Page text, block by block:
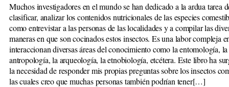
Muchos investigadores en el mundo se han dedicado a la ardua tarea
clasificar, analizar los contenidos nutricionales de las especies
como entrevistar a las personas de las localidades y a compilar las
maneras en que son cocinados estos insectos. Es una labor compleja
interaccionan diversas áreas del conocimiento como la entomología, la
antropología, la arqueología, la etnobiología, etcétera. Este libro ha
la necesidad de responder mis propias preguntas sobre los insectos
las cuales creo que muchas personas también podrían tener[…]